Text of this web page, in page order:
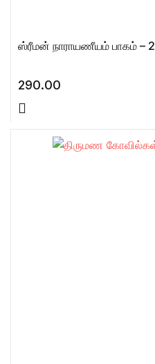
ஸ்ரீமன் நாராயணீயம் பாகம் – 2
290.00